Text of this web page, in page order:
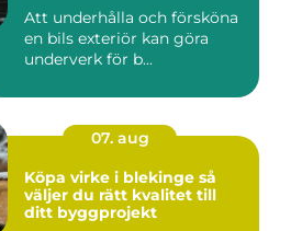
Att underhålla och försköna
en bils exteriör kan göra
underverk för b...
07. aug
Köpa virke i blekinge så
väljer du rätt kvalitet till
ditt byggprojekt